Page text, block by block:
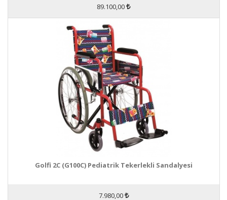
89.100,00
Golfi 2C (G100C) Pediatrik Tekerlekli Sandalyesi
7.980,00